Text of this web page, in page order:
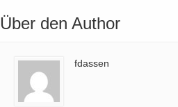
Über den Author
fdassen